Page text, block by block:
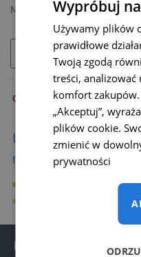
Netto: 48,78 zł
OPIS
Uchwyt na monitor
następujących
Monitor stojący 7″ (MON-
Monitor VESTYS AHD 7″
Monitor VESTYS AHD 7″
Monitor VESTYS AHD 9″
Informacje
Wypróbuj
Używamy plików
prawidłowe
Twoją zgodą
treści,
komfort
„Akceptuj”,
plików cookie.
zmienić w
prywatności